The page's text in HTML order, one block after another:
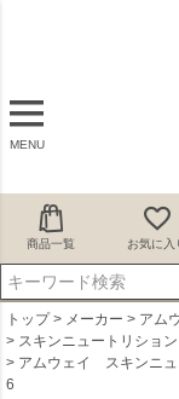
MENU
商品一覧 お気に入
トップ メーカー アム
スキンニュートリション
アムウェイ スキンニュ
6